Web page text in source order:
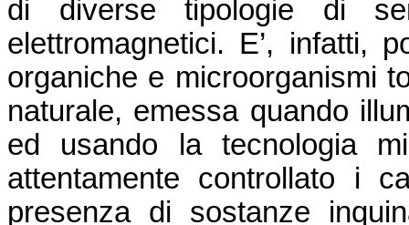
di diverse tipologie di
elettromagnetici. E’, infatti,
organiche e microorganismi
naturale, emessa quando
ed usando la tecnologia
attentamente controllato i
presenza di sostanze